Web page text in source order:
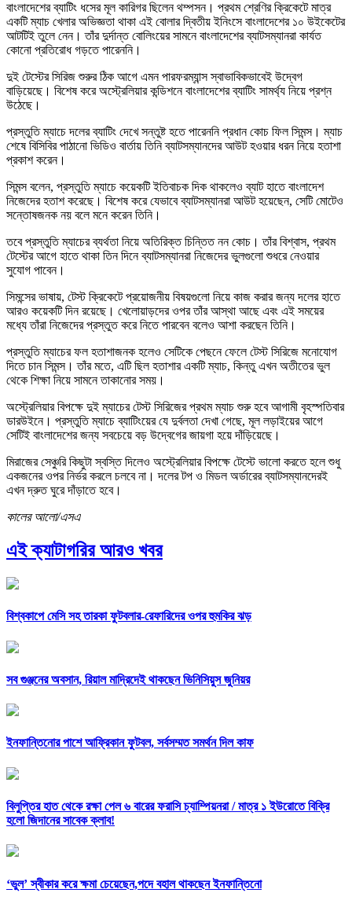
বাংলাদেশের ব্যাটিং ধসের মূল কারিগর ছিলেন থম্পসন। প্রথম শ্রেণির ক্রিকেটে মাত্র
একটি ম্যাচ খেলার অভিজ্ঞতা থাকা এই বোলার দ্বিতীয় ইনিংসে বাংলাদেশের ১০ উইকেটের
আটটিই তুলে নেন। তাঁর দুর্দান্ত বোলিংয়ের সামনে বাংলাদেশের ব্যাটসম্যানরা কার্যত
কোনো প্রতিরোধ গড়তে পারেননি।
দুই টেস্টের সিরিজ শুরুর ঠিক আগে এমন পারফরম্যান্স স্বাভাবিকভাবেই উদ্বেগ
বাড়িয়েছে। বিশেষ করে অস্ট্রেলিয়ার কন্ডিশনে বাংলাদেশের ব্যাটিং সামর্থ্য নিয়ে প্রশ্ন
উঠেছে।
প্রস্তুতি ম্যাচে দলের ব্যাটিং দেখে সন্তুষ্ট হতে পারেননি প্রধান কোচ ফিল সিমন্স। ম্যাচ
শেষে বিসিবির পাঠানো ভিডিও বার্তায় তিনি ব্যাটসম্যানদের আউট হওয়ার ধরন নিয়ে হতাশা
প্রকাশ করেন।
সিমন্স বলেন, প্রস্তুতি ম্যাচে কয়েকটি ইতিবাচক দিক থাকলেও ব্যাট হাতে বাংলাদেশ
নিজেদের হতাশ করেছে। বিশেষ করে যেভাবে ব্যাটসম্যানরা আউট হয়েছেন, সেটি মোটেও
সন্তোষজনক নয় বলে মনে করেন তিনি।
তবে প্রস্তুতি ম্যাচের ব্যর্থতা নিয়ে অতিরিক্ত চিন্তিত নন কোচ। তাঁর বিশ্বাস, প্রথম
টেস্টের আগে হাতে থাকা তিন দিনে ব্যাটসম্যানরা নিজেদের ভুলগুলো শুধরে নেওয়ার
সুযোগ পাবেন।
সিমন্সের ভাষায়, টেস্ট ক্রিকেটে প্রয়োজনীয় বিষয়গুলো নিয়ে কাজ করার জন্য দলের হাতে
আরও কয়েকটি দিন রয়েছে। খেলোয়াড়দের ওপর তাঁর আস্থা আছে এবং এই সময়ের
মধ্যে তাঁরা নিজেদের প্রস্তুত করে নিতে পারবেন বলেও আশা করছেন তিনি।
প্রস্তুতি ম্যাচের ফল হতাশাজনক হলেও সেটিকে পেছনে ফেলে টেস্ট সিরিজে মনোযোগ
দিতে চান সিমন্স। তাঁর মতে, এটি ছিল হতাশার একটি ম্যাচ, কিন্তু এখন অতীতের ভুল
থেকে শিক্ষা নিয়ে সামনে তাকানোর সময়।
অস্ট্রেলিয়ার বিপক্ষে দুই ম্যাচের টেস্ট সিরিজের প্রথম ম্যাচ শুরু হবে আগামী বৃহস্পতিবার
ডারউইনে। প্রস্তুতি ম্যাচে ব্যাটিংয়ের যে দুর্বলতা দেখা গেছে, মূল লড়াইয়ের আগে
সেটিই বাংলাদেশের জন্য সবচেয়ে বড় উদ্বেগের জায়গা হয়ে দাঁড়িয়েছে।
মিরাজের সেঞ্চুরি কিছুটা স্বস্তি দিলেও অস্ট্রেলিয়ার বিপক্ষে টেস্টে ভালো করতে হলে শুধু
একজনের ওপর নির্ভর করলে চলবে না। দলের টপ ও মিডল অর্ডারের ব্যাটসম্যানদেরই
এখন দ্রুত ঘুরে দাঁড়াতে হবে।
কালের আলো/এসএ
এই ক্যাটাগরির আরও খবর
বিশ্বকাপে মেসি সহ তারকা ফুটবলার-রেফারিদের ওপর হুমকির ঝড়
সব গুঞ্জনের অবসান, রিয়াল মাদ্রিদেই থাকছেন ভিনিসিয়ুস জুনিয়র
ইনফান্তিনোর পাশে আফ্রিকান ফুটবল, সর্বসম্মত সমর্থন দিল কাফ
বিলুপ্তির হাত থেকে রক্ষা পেল ৬ বারের ফরাসি চ্যাম্পিয়নরা /মাত্র ১ ইউরোতে বিক্রি
হলো জিদানের সাবেক ক্লাব!
‘ভুল’ স্বীকার করে ক্ষমা চেয়েছেন,পদে বহাল থাকছেন ইনফান্তিনো